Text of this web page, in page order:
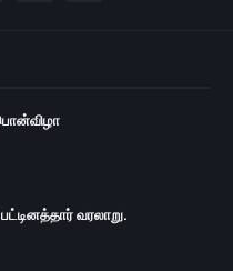
வரலாறு.